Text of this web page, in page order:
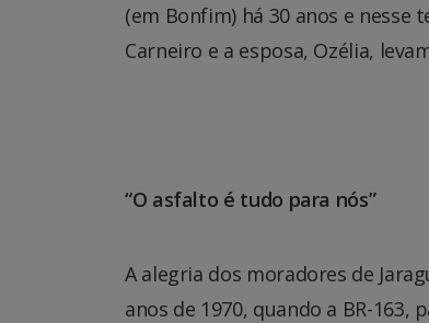
(em Bonfim) há 30 anos e nesse
Carneiro e a esposa, Ozélia,
“O asfalto é tudo para nós”
A alegria dos moradores de
anos de 1970, quando a BR-